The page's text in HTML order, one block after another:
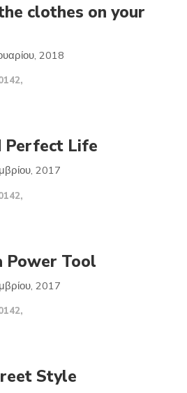
clothes on your
2018
Perfect Life
2017
Power Tool
2017
Style